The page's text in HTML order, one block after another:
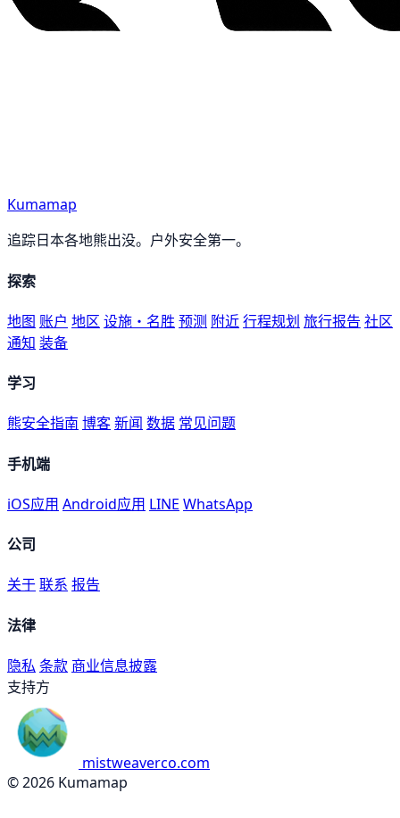
Kumamap
追踪日本各地熊出没。户外安全第一。
探索
地图 账户 地区 设施・名胜 预测 附近行程规划 旅行报告 社区
通知 装备
学习
熊安全指南 博客新闻 数据 常见问题
手机端
iOS应用 Android应用 LINE WhatsApp
公司
关于联系 报告
法律
隐私 条款 商业信息披露
支持方
mistweaverco.com
© 2026 Kumamap